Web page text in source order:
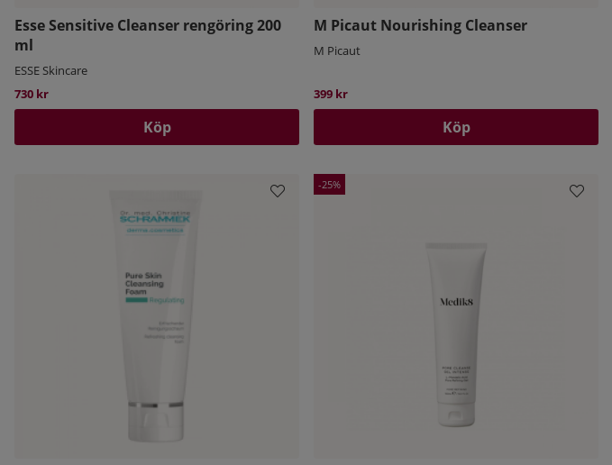
Esse Sensitive Cleanser rengöring 200
ml
ESSE Skincare
730 kr
Köp
M Picaut Nourishing Cleanser
M Picaut
399 kr
Köp
25